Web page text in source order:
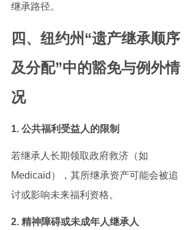
继承路径。
四、纽约州“遗产继承顺序
及分配”中的豁免与例外情
况
1. 公共福利受益人的限制
若继承人长期领取政府救济（如
Medicaid），其所继承资产可能会被追
讨或影响未来福利资格。
2. 精神障碍或未成年人继承人